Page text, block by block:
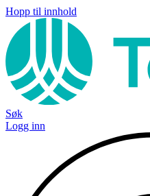
Hopp til innhold
Søk
Logg inn